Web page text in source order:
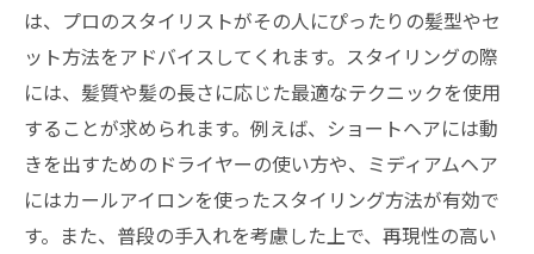
は、プロのスタイリストがその人にぴったりの髪型やセ
ット方法をアドバイスしてくれます。スタイリングの際
には、髪質や髪の長さに応じた最適なテクニックを使用
することが求められます。例えば、ショートヘアには動
きを出すためのドライヤーの使い方や、ミディアムヘア
にはカールアイロンを使ったスタイリング方法が有効で
す。また、普段の手入れを考慮した上で、再現性の高い